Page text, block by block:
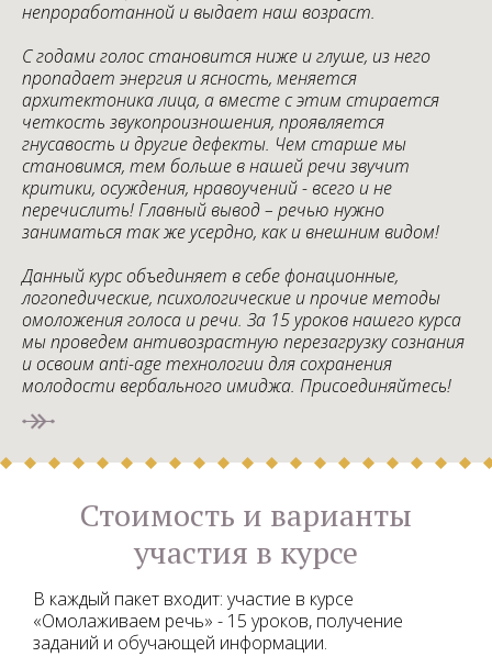
непроработанной и выдает наш возраст.
С годами голос становится ниже и глуше, из него
пропадает энергия и ясность, меняется
архитектоника лица, а вместе с этим стирается
четкость звукопроизношения, проявляется
гнусавость и другие дефекты. Чем старше мы
становимся, тем больше в нашей речи звучит
критики, осуждения, нравоучений - всего и не
перечислить! Главный вывод – речью нужно
заниматься так же усердно, как и внешним видом!
Данный курс объединяет в себе фонационные,
логопедические, психологические и прочие методы
омоложения голоса и речи. За 15 уроков нашего курса
мы проведем антивозрастную перезагрузку сознания
и освоим anti-age технологии для сохранения
молодости вербального имиджа. Присоединяйтесь!
Ссылка на это место страницы: #ceny
Стоимость и варианты
участия в курсе
В каждый пакет входит: участие в курсе
«Омолаживаем речь» - 15 уроков, получение
заданий и обучающей информации.